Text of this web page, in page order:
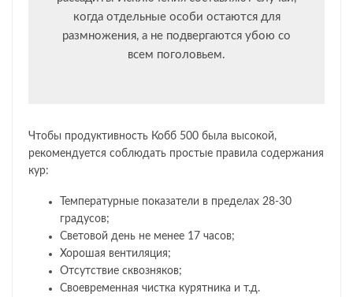
когда отдельные особи остаются для
размножения, а не подвергаются убою со
всем поголовьем.
Чтобы продуктивность Кобб 500 была высокой,
рекомендуется соблюдать простые правила содержания
кур:
Температурные показатели в пределах 28-30
градусов;
Световой день не менее 17 часов;
Хорошая вентиляция;
Отсутствие сквозняков;
Своевременная чистка курятника и т.д.